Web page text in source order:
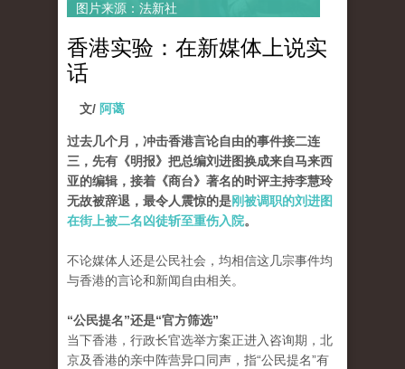
图片来源：法新社
香港实验：在新媒体上说实
话
文/ 阿蔼
过去几个月，冲击香港言论自由的事件接二连
三，先有《明报》把总编刘进图换成来自马来西
亚的编辑，接着《商台》著名的时评主持李慧玲
无故被辞退，最令人震惊的是刚被调职的刘进图
在街上被二名凶徒斩至重伤入院。
不论媒体人还是公民社会，均相信这几宗事件均
与香港的言论和新闻自由相关。
“公民提名”还是“官方筛选”
当下香港，行政长官选举方案正进入咨询期，北
京及香港的亲中阵营异口同声，指“公民提名”有